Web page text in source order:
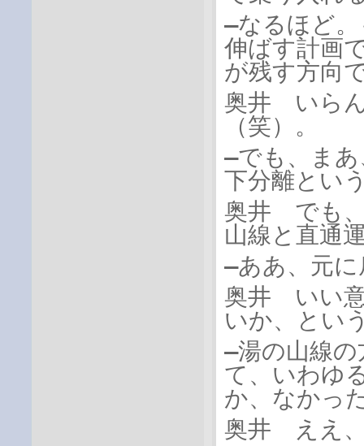
―なるほど
伸ばす計画
が残す方向
奥井 いら
（笑）。
―でも、ま
下分離とい
奥井 でも、
山線と直通
―ああ、元
奥井 いい意
いか、とい
―湯の山線
て、いわゆ
か、なかっ
奥井 ええ